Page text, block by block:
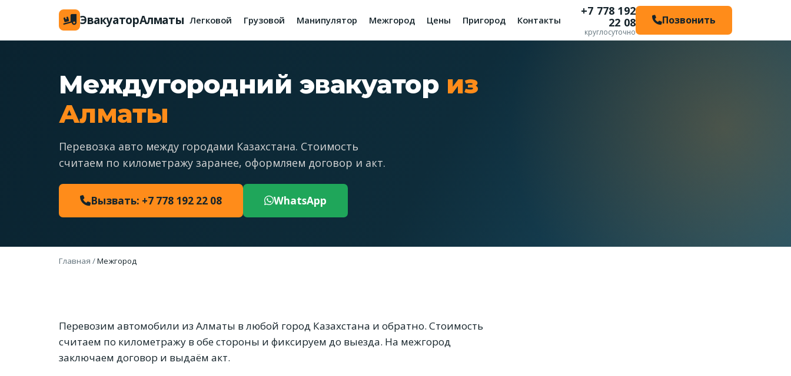
ЭвакуаторАлматы Легковой Грузовой Манипулятор Межгород Цены Пригород Контакты
+7 778 192
22 08
круглосуточно
Позвонить
Междугородний эвакуатор из
Алматы
Перевозка авто между городами Казахстана. Стоимость
считаем по километражу заранее, оформляем договор и акт.
Вызвать: +7 778 192 22 08 WhatsApp
Главная /Межгород
Перевозим автомобили из Алматы в любой город Казахстана и обратно. Стоимость
считаем по километражу в обе стороны и фиксируем до выезда. На межгород
заключаем договор и выдаём акт.